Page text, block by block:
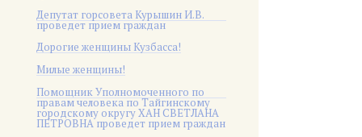
Депутат горсовета Курышин И.В.
проведет прием граждан
Дорогие женщины Кузбасса!
Милые женщины!
Помощник Уполномоченного по
правам человека по Тайгинскому
городскому округу ХАН СВЕТЛАНА
ПЕТРОВНА проведет прием граждан